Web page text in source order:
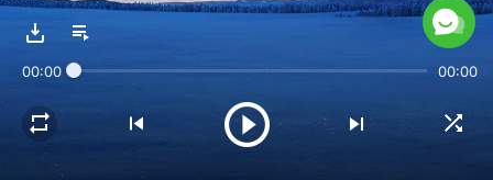
учир нь Сүнс хүнтэй
нүүр тулан уулзаж чадахгүй.
Үүнийг л харгалзан үзэхэд,
00:00 00:00